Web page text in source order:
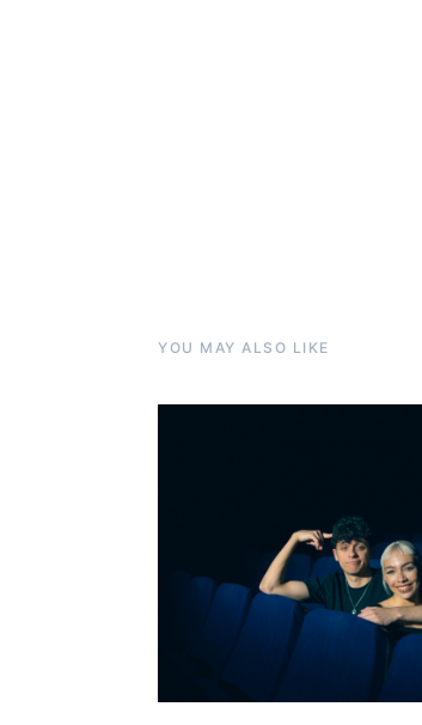
YOU MAY ALSO LIKE